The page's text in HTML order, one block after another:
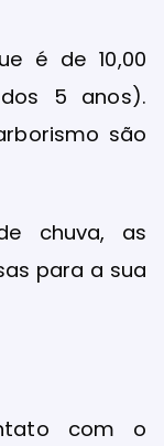
é de 10,00
5 anos).
são
chuva, as
para a sua
com o